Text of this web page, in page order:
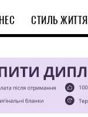
СТИЛЬ ЖИТТЯ